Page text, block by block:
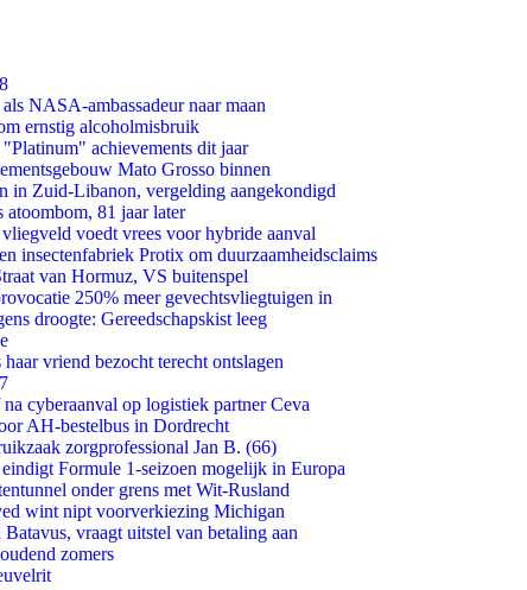
NASA-ambassadeur naar maan
ernstig alcoholmisbruik
achievements dit jaar
Mato Grosso binnen
in Zuid-Libanon, vergelding aangekondigd
81 jaar later
voedt vrees voor hybride aanval
insectenfabriek Protix om duurzaamheidsclaims
van Hormuz, VS buitenspel
250% meer gevechtsvliegtuigen in
droogte: Gereedschapskist leeg
vriend bezocht terecht ontslagen
cyberaanval op logistiek partner Ceva
AH-bestelbus in Dordrecht
zorgprofessional Jan B. (66)
Formule 1-seizoen mogelijk in Europa
onder grens met Wit-Rusland
wint nipt voorverkiezing Michigan
vraagt uitstel van betaling aan
zomers